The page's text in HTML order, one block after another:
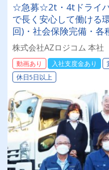
☆急募☆2t・4tドライ
で長く安心して働ける
回)・社会保険完備・各
で新たなスタートを切
株式会社AZロジコム 本社
動画あり 入社支度金あり
休日5日以上